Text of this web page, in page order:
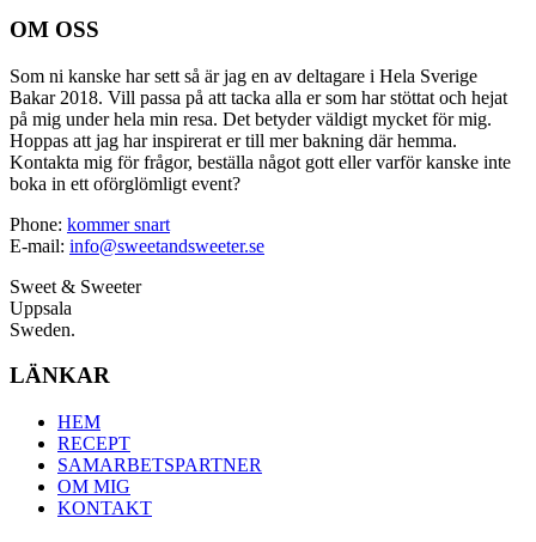
OM OSS
Som ni kanske har sett så är jag en av deltagare i Hela Sverige
Bakar 2018. Vill passa på att tacka alla er som har stöttat och hejat
på mig under hela min resa. Det betyder väldigt mycket för mig.
Hoppas att jag har inspirerat er till mer bakning där hemma.
Kontakta mig för frågor, beställa något gott eller varför kanske inte
boka in ett oförglömligt event?
Phone: kommer snart
E-mail: info@sweetandsweeter.se
Sweet & Sweeter
Uppsala
Sweden.
LÄNKAR
HEM
RECEPT
SAMARBETSPARTNER
OM MIG
KONTAKT